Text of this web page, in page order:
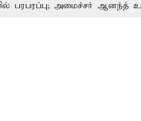
அமைச்சர் ஆனந்த் உடன்